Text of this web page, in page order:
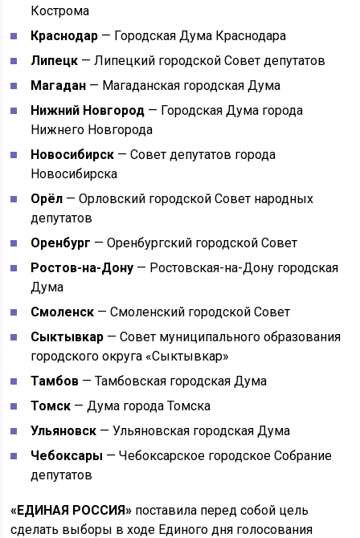
Кострома
Краснодар — Городская Дума Краснодара
Липецк — Липецкий городской Совет депутатов
Магадан — Магаданская городская Дума
Нижний Новгород — Городская Дума города
Нижнего Новгорода
Новосибирск — Совет депутатов города
Новосибирска
Орёл — Орловский городской Совет народных
депутатов
Оренбург — Оренбургский городской Совет
Ростов-на-Дону — Ростовская-на-Дону городская
Дума
Смоленск — Смоленский городской Совет
Сыктывкар — Совет муниципального образования
городского округа «Сыктывкар»
Тамбов — Тамбовская городская Дума
Томск — Дума города Томска
Ульяновск — Ульяновская городская Дума
Чебоксары — Чебоксарское городское Собрание
депутатов
«ЕДИНАЯ РОССИЯ» поставила перед собой цель
сделать выборы в ходе Единого дня голосования